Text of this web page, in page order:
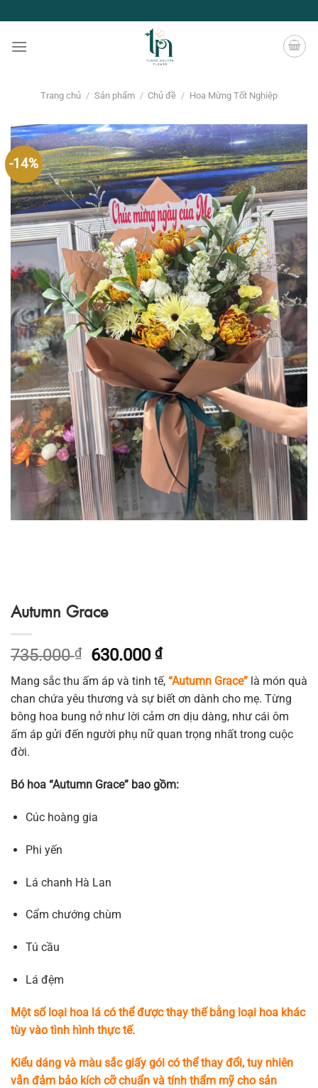
đến
nội
Trang chủ / Sản phẩm / Chủ đề / Hoa Mừng Tốt Nghiệp
-14%
Autumn Grace
735.000₫
Giá
gốc
là:
735.000 ₫.
630.000₫Giá
hiện
tại
là:
630.000 ₫.
Mang sắc thu ấm áp và tinh tế, “Autumn Grace” là món quà
chan chứa yêu thương và sự biết ơn dành cho mẹ. Từng
bông hoa bung nở như lời cảm ơn dịu dàng, như cái ôm
ấm áp gửi đến người phụ nữ quan trọng nhất trong cuộc
đời.
Bó hoa “Autumn Grace” bao gồm:
Cúc hoàng gia
Phi yến
Lá chanh Hà Lan
Cẩm chướng chùm
Tú cầu
Lá đệm
Một số loại hoa lá có thể được thay thế bằng loại hoa khác
tùy vào tình hình thực tế.
Kiểu dáng và màu sắc giấy gói có thể thay đổi, tuy nhiên
vẫn đảm bảo kích cỡ chuẩn và tính thẩm mỹ cho sản